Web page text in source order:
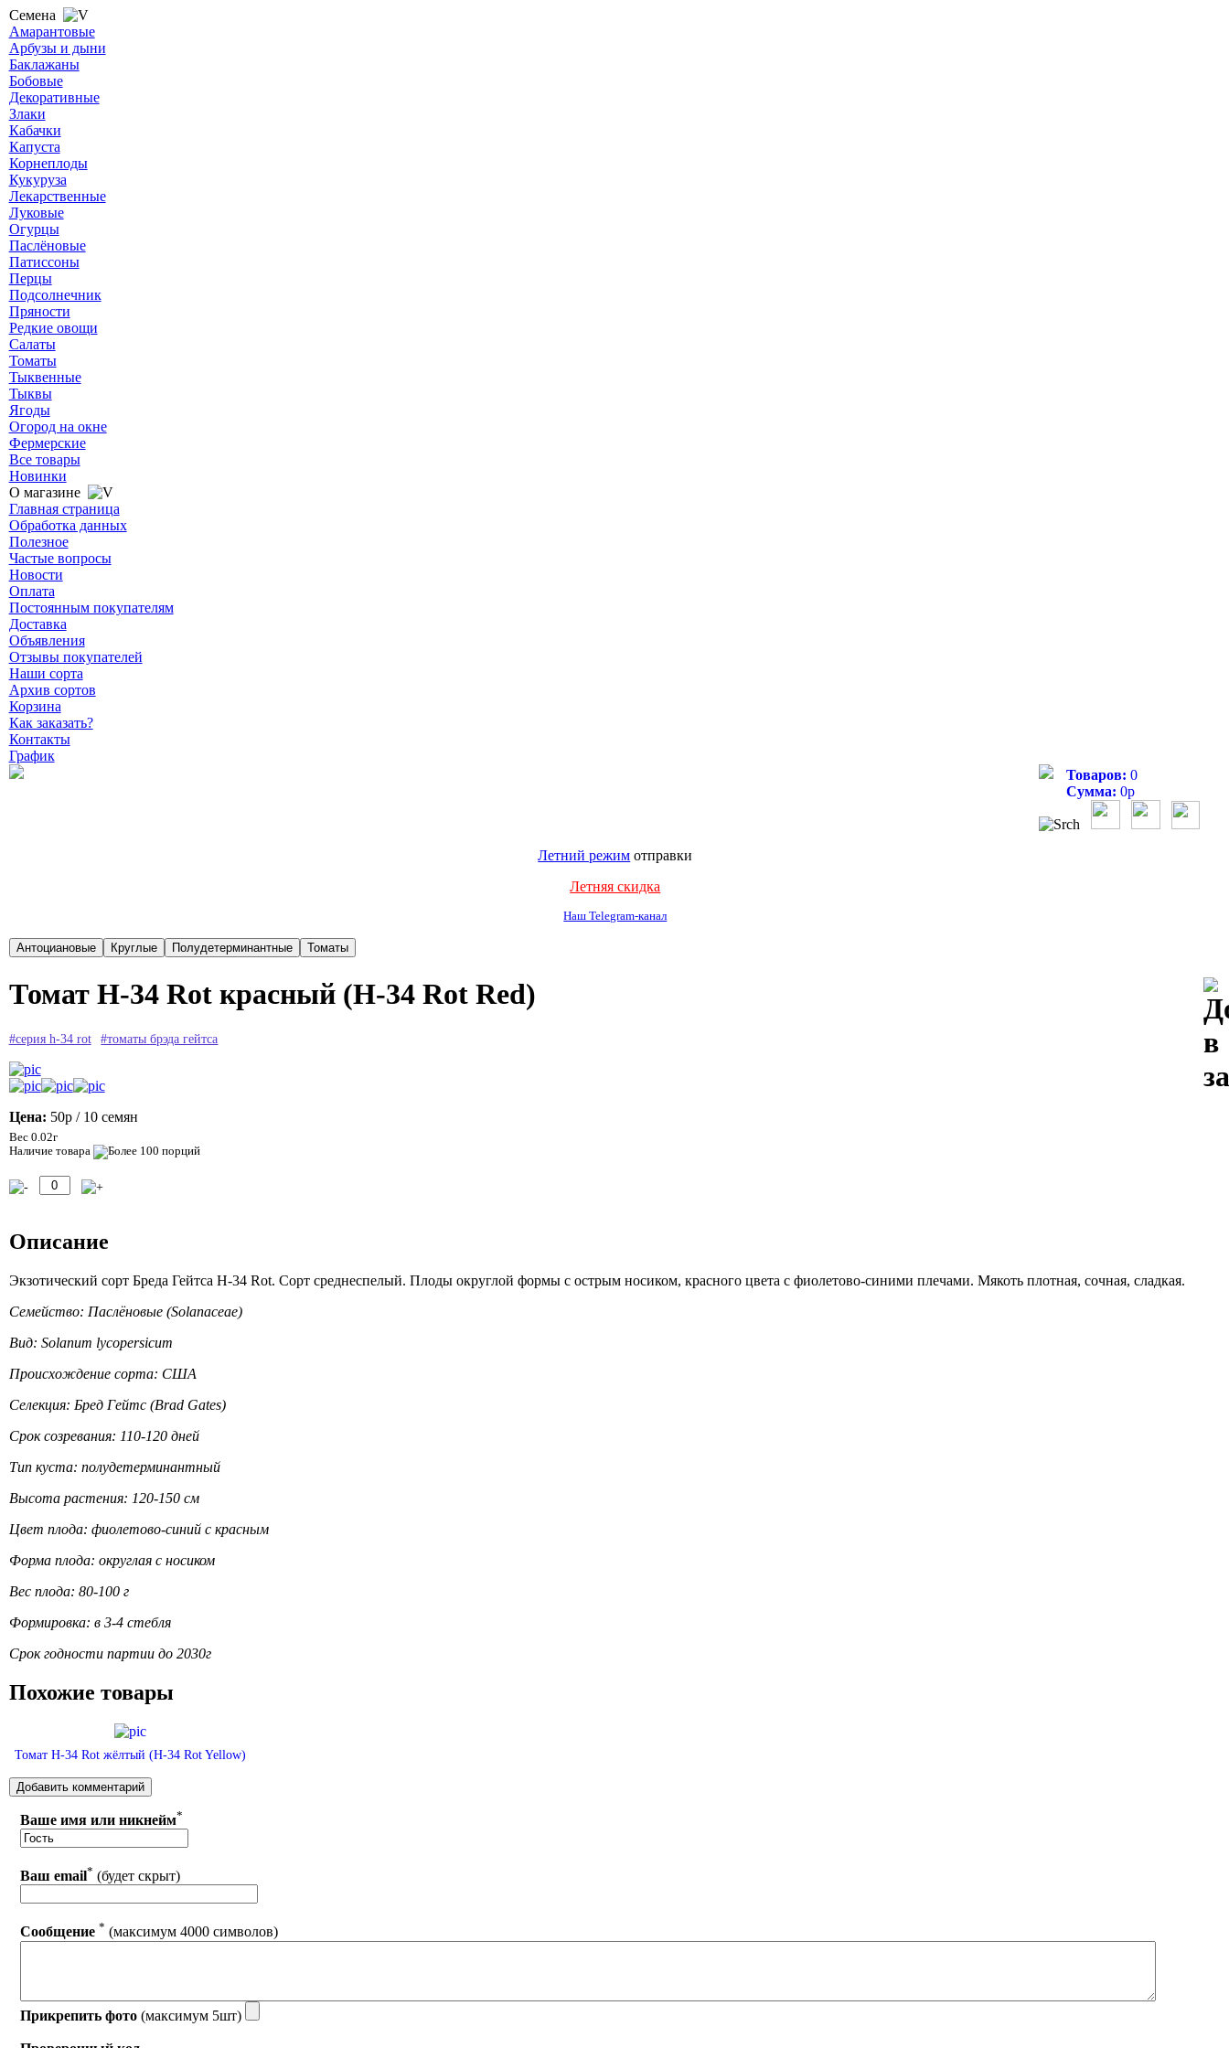
Семена
Амарантовые
Арбузы и дыни
Баклажаны
Бобовые
Декоративные
Злаки
Кабачки
Капуста
Корнеплоды
Кукуруза
Лекарственные
Луковые
Огурцы
Паслёновые
Патиссоны
Перцы
Подсолнечник
Пряности
Редкие овощи
Салаты
Томаты
Тыквенные
Тыквы
Ягоды
Огород на окне
Фермерские
Все товары
Новинки
О магазине
Главная страница
Обработка данных
Полезное
Частые вопросы
Новости
Оплата
Постоянным покупателям
Доставка
Объявления
Отзывы покупателей
Наши сорта
Архив сортов
Корзина
Как заказать?
Контакты
График
Товаров: 0
Сумма: 0р
Летний режим отправки
Летняя скидка
Наш Telegram-канал
Томат H-34 Rot красный (H-34 Rot Red)
#серия h-34 rot #томаты брэда гейтса
Цена: 50р / 10 семян
Вес 0.02г
Наличие товара
Описание
Экзотический сорт Бреда Гейтса H-34 Rot. Сорт среднеспелый. Плоды округлой формы с острым носиком, красного цвета с фиолетово-синими плечами. Мякоть плотная, сочная, сладкая.
Семейство: Паслёновые (Solanaceae)
Вид: Solanum lycopersicum
Происхождение сорта: США
Селекция: Бред Гейтс (Brad Gates)
Срок созревания: 110-120 дней
Тип куста: полудетерминантный
Высота растения: 120-150 см
Цвет плода: фиолетово-синий с красным
Форма плода: округлая с носиком
Вес плода: 80-100 г
Формировка: в 3-4 стебля
Срок годности партии до 2030г
Похожие товары
Томат H-34 Rot жёлтый (H-34 Rot Yellow)
Ваше имя или никнейм*
Ваш email* (будет скрыт)
Сообщение * (максимум 4000 символов)
Прикрепить фото (максимум 5шт)